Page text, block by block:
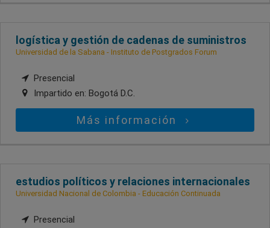
logística y gestión de cadenas de suministros
Universidad de la Sabana - Instituto de Postgrados Forum
Presencial
Impartido en: Bogotá D.C.
Más información
estudios políticos y relaciones internacionales
Universidad Nacional de Colombia - Educación Continuada
Presencial